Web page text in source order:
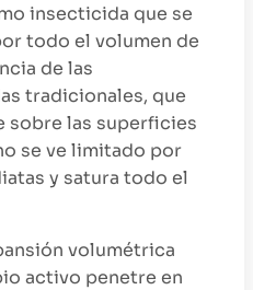
insecticida que se
todo el volumen de
de las
tradicionales, que
sobre las superficies
se ve limitado por
y satura todo el
volumétrica
activo penetre en